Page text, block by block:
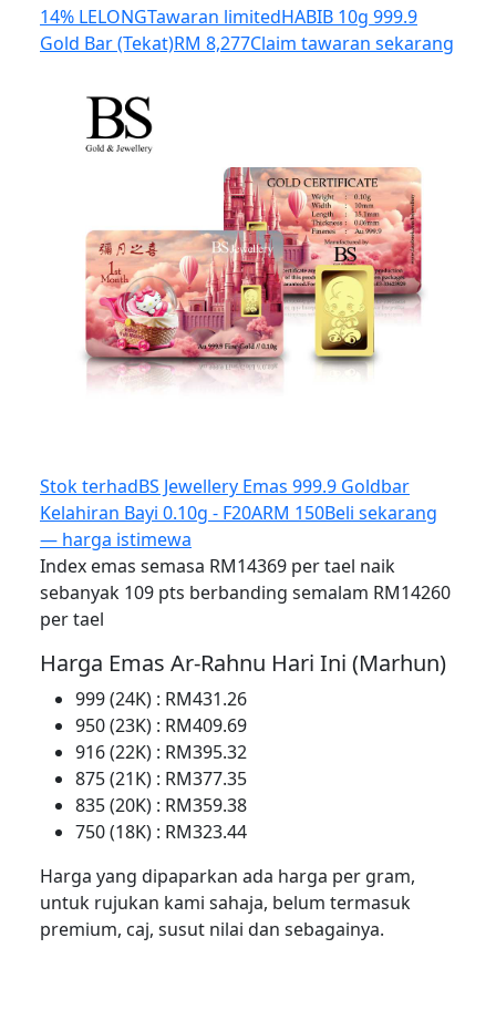
14% LELONGTawaran limitedHABIB 10g 999.9
Gold Bar (Tekat)RM 8,277Claim tawaran sekarang
Stok terhadBS Jewellery Emas 999.9 Goldbar
Kelahiran Bayi 0.10g - F20ARM 150Beli sekarang
— harga istimewa
Index emas semasa RM14369 per tael naik
sebanyak 109 pts berbanding semalam RM14260
per tael
Harga Emas Ar-Rahnu Hari Ini (Marhun)
999 (24K) : RM431.26
950 (23K) : RM409.69
916 (22K) : RM395.32
875 (21K) : RM377.35
835 (20K) : RM359.38
750 (18K) : RM323.44
Harga yang dipaparkan ada harga per gram,
untuk rujukan kami sahaja, belum termasuk
premium, caj, susut nilai dan sebagainya.